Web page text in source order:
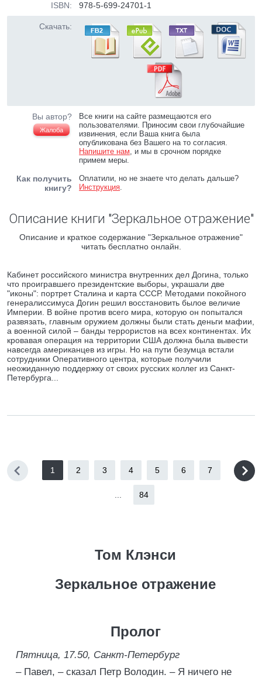
ISBN: 978-5-699-24701-1
Скачать:
Вы автор?
Жалоба
Все книги на сайте размещаются его
пользователями. Приносим свои глубочайшие
извинения, если Ваша книга была
опубликована без Вашего на то согласия.
Напишите нам, и мы в срочном порядке
примем меры.
Как получить
книгу?
Оплатили, но не знаете что делать дальше?
Инструкция.
Описание книги "Зеркальное отражение"
Описание и краткое содержание "Зеркальное отражение"
читать бесплатно онлайн.
Кабинет российского министра внутренних дел Догина, только
что проигравшего президентские выборы, украшали две
"иконы": портрет Сталина и карта СССР. Методами покойного
генералиссимуса Догин решил восстановить былое величие
Империи. В войне против всего мира, которую он попытался
развязать, главным оружием должны были стать деньги мафии,
а военной силой – банды террористов на всех континентах. Их
кровавая операция на территории США должна была вывести
навсегда американцев из игры. Но на пути безумца встали
сотрудники Оперативного центра, которые получили
неожиданную поддержку от своих русских коллег из Санкт-
Петербурга...
1 2 3 4 5 6 7
84
Том Клэнси
Зеркальное отражение
Пролог
Пятница, 17.50, Санкт-Петербург
– Павел, – сказал Петр Володин. – Я ничего не